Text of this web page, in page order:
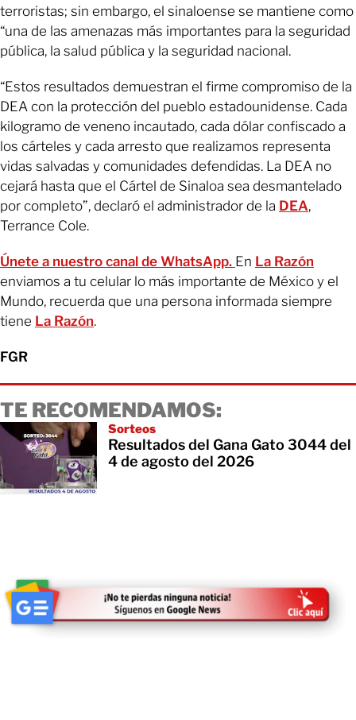
terroristas; sin embargo, el sinaloense se mantiene como
“una de las amenazas más importantes para la seguridad
pública, la salud pública y la seguridad nacional.
“Estos resultados demuestran el firme compromiso de la
DEA con la protección del pueblo estadounidense. Cada
kilogramo de veneno incautado, cada dólar confiscado a
los cárteles y cada arresto que realizamos representa
vidas salvadas y comunidades defendidas. La DEA no
cejará hasta que el Cártel de Sinaloa sea desmantelado
por completo”, declaró el administrador de la DEA,
Terrance Cole.
Únete a nuestro canal de WhatsApp. En La Razón
enviamos a tu celular lo más importante de México y el
Mundo, recuerda que una persona informada siempre
tiene La Razón.
FGR
TE RECOMENDAMOS:
Sorteos
Resultados del Gana Gato 3044 del
4 de agosto del 2026